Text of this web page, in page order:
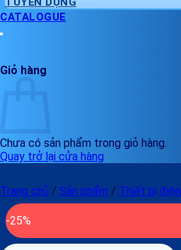
CATALOGUE
Giỏ hàng
Chưa có sản phẩm trong giỏ hàng.
Quay trở lại cửa hàng
Trang chủ / Sản phẩm / Thiết bị điện
-25%